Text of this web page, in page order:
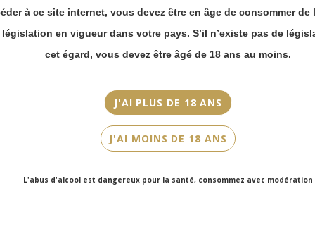
à ce site internet, vous devez être en âge de consommer de
législation en vigueur dans votre pays. S’il n’existe pas de
cet égard, vous devez être âgé de 18 ans au moins.
J'AI PLUS DE 18 ANS
J'AI MOINS DE 18 ANS
L'abus d'alcool est dangereux pour la santé, consommez avec modération
2021
Couleur
Contenance
Merci de bien
prendre en compte :
Les envois
partir du 31 août.
Les commandes
en click-and-
collect (cave
Faubourg Saint-
Victor Hugo)